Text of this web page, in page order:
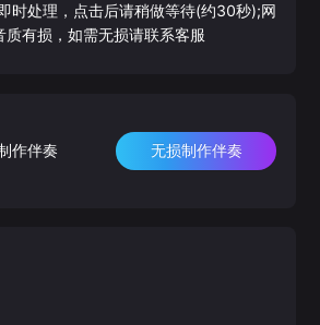
时处理，点击后请稍做等待(约30秒);网
质有损，如需无损请联系客服
作伴奏 无损制作伴奏